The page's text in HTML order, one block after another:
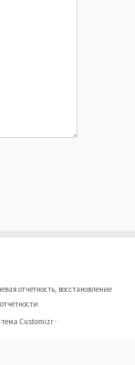
отчетность, восстановление
тема Customizr ·